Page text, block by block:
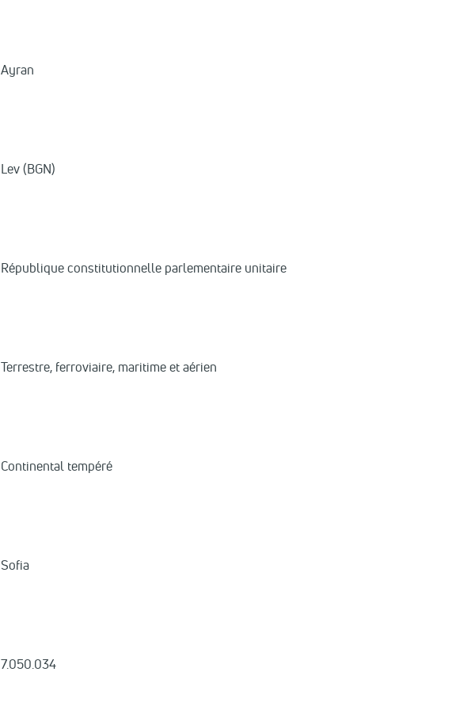
Ayran
Lev (BGN)
République constitutionnelle parlementaire unitaire
Terrestre, ferroviaire, maritime et aérien
Continental tempéré
Sofia
7.050.034